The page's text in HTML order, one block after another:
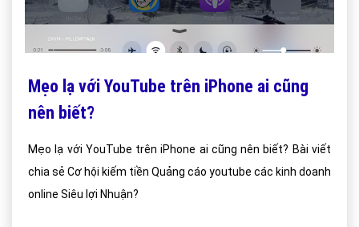
Mẹo lạ với YouTube trên iPhone ai cũng
nên biết?
Mẹo lạ với YouTube trên iPhone ai cũng nên biết? Bài viết
chia sẻ Cơ hội kiếm tiền Quảng cáo youtube các kinh doanh
online Siêu lợi Nhuận?